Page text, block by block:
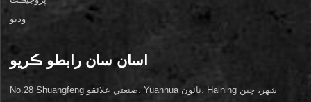
وڊيو
اسان سان رابطو ڪريو
No.28 Shuangfeng صنعتي علائقو، Yuanhua ٽائون، Haining شهر، چين